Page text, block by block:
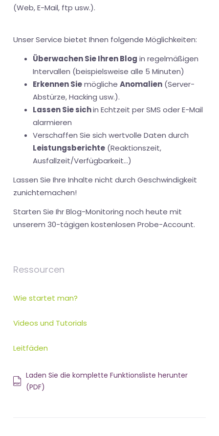
(Web, E-Mail, ftp usw.).
Unser Service bietet Ihnen folgende Möglichkeiten:
Überwachen Sie Ihren Blog in regelmäßigen
Intervallen (beispielsweise alle 5 Minuten)
Erkennen Siemögliche Anomalien (Server-
Abstürze, Hacking usw.).
Lassen Sie sichin Echtzeit per SMS oder E-Mail
alarmieren
Verschaffen Sie sich wertvolle Daten durch
Leistungsberichte (Reaktionszeit,
Ausfallzeit/Verfügbarkeit...)
Lassen Sie Ihre Inhalte nicht durch Geschwindigkeit
zunichtemachen!
Starten Sie Ihr Blog-Monitoring noch heute mit
unserem 30-tägigen kostenlosen Probe-Account.
Ressourcen
Wie startet man?
Videos und Tutorials
Leitfäden
Laden Sie die komplette Funktionsliste herunter
(PDF)